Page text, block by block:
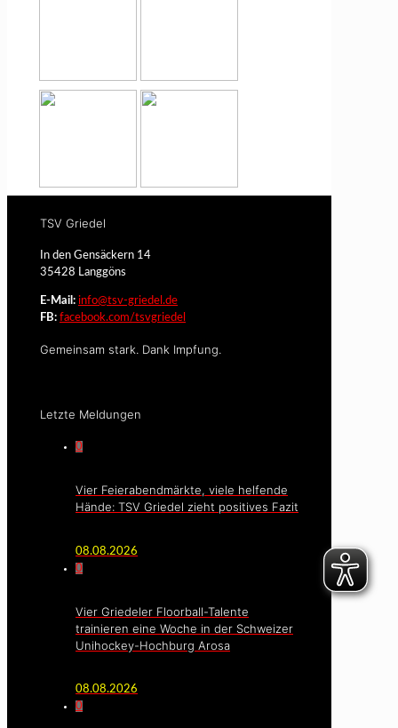
TSV Griedel
In den Gensäckern 14
35428 Langgöns
E-Mail: info@tsv-griedel.de
FB: facebook.com/tsvgriedel
Gemeinsam stark. Dank Impfung.
Letzte Meldungen
0
Vier Feierabendmärkte, viele helfende
Hände: TSV Griedel zieht positives Fazit
08.08.2026
0
Vier Griedeler Floorball-Talente
trainieren eine Woche in der Schweizer
Unihockey-Hochburg Arosa
08.08.2026
0